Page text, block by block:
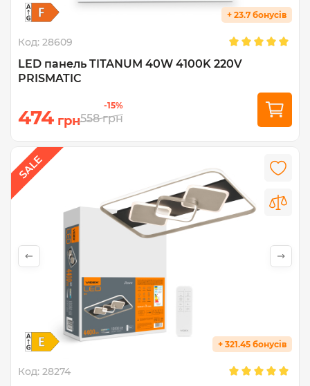
+ 23.7 бонусів
Код: 28609
LED панель TITANUM 40W 4100K 220V
PRISMATIC
474 грн
-15%
558 грн
+ 321.45 бонусів
Код: 28274